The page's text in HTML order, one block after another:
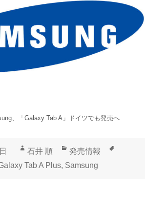
、「Galaxy Tab A」ドイツでも発売へ
作
成
石井 順
カ
テ
発売情報
Tab A Plus, Samsung